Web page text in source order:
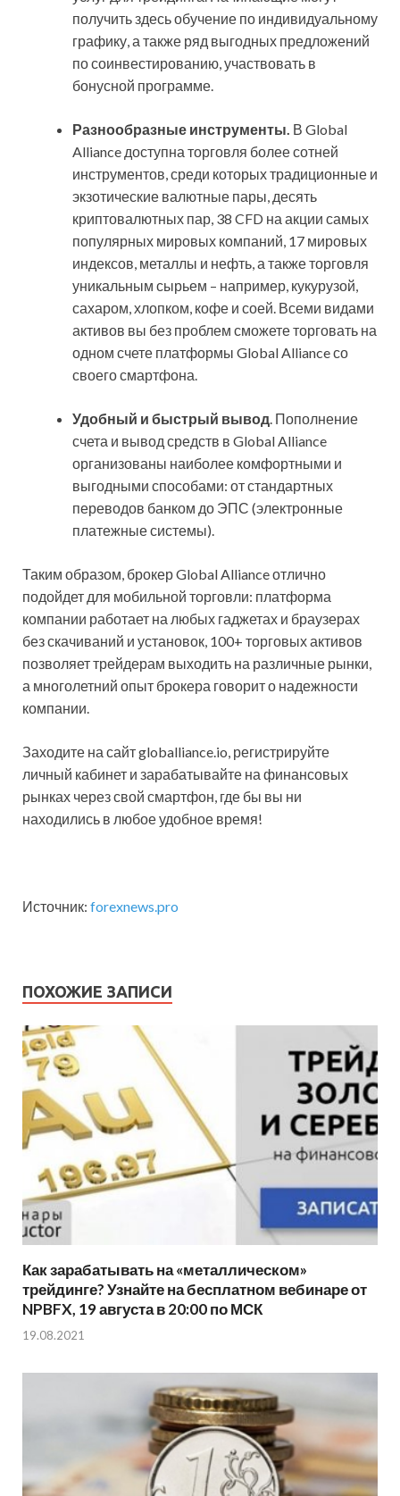
получить здесь обучение по индивидуальному
графику, а также ряд выгодных предложений
по соинвестированию, участвовать в
бонусной программе.
Разнообразные инструменты. В Global
Alliance доступна торговля более сотней
инструментов, среди которых традиционные и
экзотические валютные пары, десять
криптовалютных пар, 38 CFD на акции самых
популярных мировых компаний, 17 мировых
индексов, металлы и нефть, а также торговля
уникальным сырьем – например, кукурузой,
сахаром, хлопком, кофе и соей. Всеми видами
активов вы без проблем сможете торговать на
одном счете платформы Global Alliance со
своего смартфона.
Удобный и быстрый вывод. Пополнение
счета и вывод средств в Global Alliance
организованы наиболее комфортными и
выгодными способами: от стандартных
переводов банком до ЭПС (электронные
платежные системы).
Таким образом, брокер Global Alliance отлично
подойдет для мобильной торговли: платформа
компании работает на любых гаджетах и браузерах
без скачиваний и установок, 100+ торговых активов
позволяет трейдерам выходить на различные рынки,
а многолетний опыт брокера говорит о надежности
компании.
Заходите на сайт globalliance.io, регистрируйте
личный кабинет и зарабатывайте на финансовых
рынках через свой смартфон, где бы вы ни
находились в любое удобное время!
Источник: forexnews.pro
ПОХОЖИЕ ЗАПИСИ
Как зарабатывать на «металлическом»
трейдинге? Узнайте на бесплатном вебинаре от
NPBFX, 19 августа в 20:00 по МСК
19.08.2021